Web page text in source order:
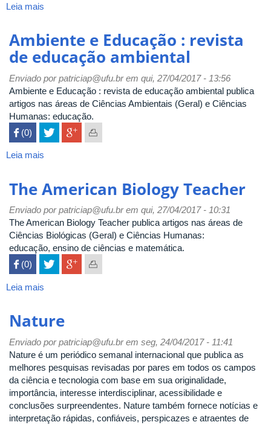
Leia mais
do
Laboratório
de
Hidrobiologia
Ambiente e Educação : revista
de educação ambiental
Enviado porpatriciap@ufu.brem qui, 27/04/2017 - 13:56
Ambiente e Educação : revista de educação ambiental publica
artigos nas áreas de Ciências Ambientais (Geral) e Ciências
Humanas: educação.
 (0)
Leia mais
Educação
revista
de
educação
ambiental
The American Biology Teacher
Enviado porpatriciap@ufu.brem qui, 27/04/2017 - 10:31
The American Biology Teacher publica artigos nas áreas de
Ciências Biológicas (Geral) e Ciências Humanas:
educação, ensino de ciências e matemática.
 (0)
Leia mais
Biology
Teacher
Nature
Enviado porpatriciap@ufu.brem seg, 24/04/2017 - 11:41
Nature é um periódico semanal internacional que publica as
melhores pesquisas revisadas por pares em todos os campos
da ciência e tecnologia com base em sua originalidade,
importância, interesse interdisciplinar, acessibilidade e
conclusões surpreendentes. Nature também fornece notícias e
interpretação rápidas, confiáveis, perspicazes e atraentes de